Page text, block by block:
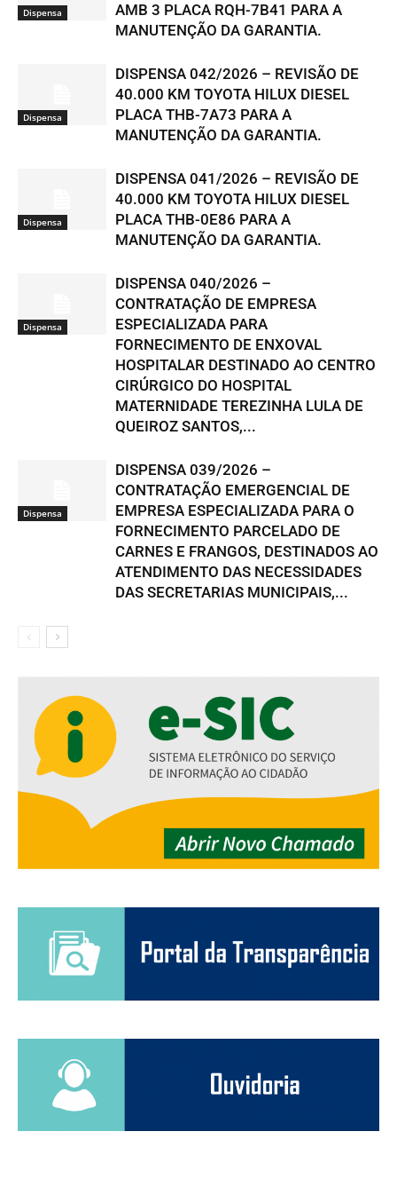
Dispensa
AMB 3 PLACA RQH-7B41 PARA A
MANUTENÇÃO DA GARANTIA.
Dispensa
DISPENSA 042/2026 – REVISÃO DE
40.000 KM TOYOTA HILUX DIESEL
PLACA THB-7A73 PARA A
MANUTENÇÃO DA GARANTIA.
Dispensa
DISPENSA 041/2026 – REVISÃO DE
40.000 KM TOYOTA HILUX DIESEL
PLACA THB-0E86 PARA A
MANUTENÇÃO DA GARANTIA.
Dispensa
DISPENSA 040/2026 –
CONTRATAÇÃO DE EMPRESA
ESPECIALIZADA PARA
FORNECIMENTO DE ENXOVAL
HOSPITALAR DESTINADO AO CENTRO
CIRÚRGICO DO HOSPITAL
MATERNIDADE TEREZINHA LULA DE
QUEIROZ SANTOS,...
Dispensa
DISPENSA 039/2026 –
CONTRATAÇÃO EMERGENCIAL DE
EMPRESA ESPECIALIZADA PARA O
FORNECIMENTO PARCELADO DE
CARNES E FRANGOS, DESTINADOS AO
ATENDIMENTO DAS NECESSIDADES
DAS SECRETARIAS MUNICIPAIS,...